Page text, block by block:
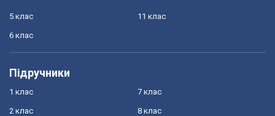
5 клас
6 клас
11 клас
Підручники
1 клас
2 клас
7 клас
8 клас